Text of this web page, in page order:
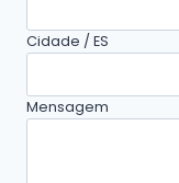
Cidade / ES
Mensagem